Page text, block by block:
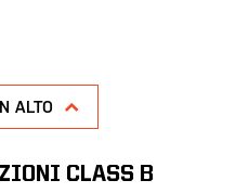
ALTO
CLASS B